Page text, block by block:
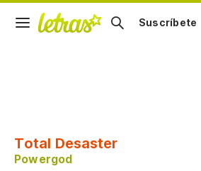
Suscríbete
Total Desaster
Powergod
Practicar la pronunciación de